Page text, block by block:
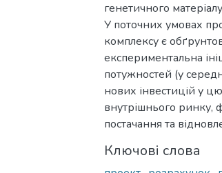
генетичного
У поточних умовах
комплексу є
експериментальна
потужностей (у
нових інвестицій у
внутрішнього ринку,
постачання та
Ключові слова